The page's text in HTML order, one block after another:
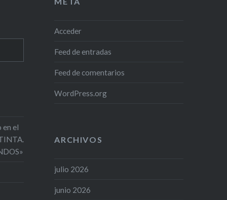
Acceder
Feed de entradas
Feed de comentarios
WordPress.org
en el
ARCHIVOS
julio 2026
junio 2026